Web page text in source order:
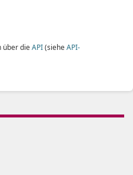
über die API(siehe API-